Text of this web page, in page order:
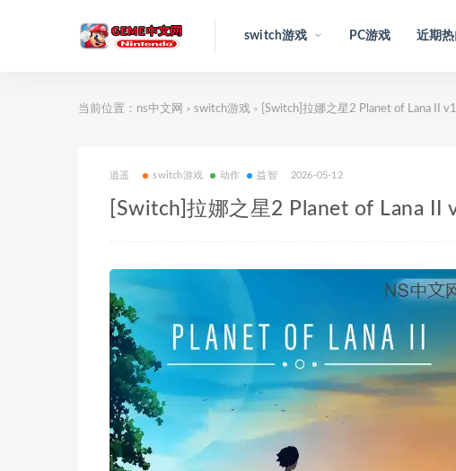
switch游戏 PC游戏 近期热
当前位置： ns中文网 > switch游戏 > [Switch]拉娜之星2 Planet of Lana II
逍遥 switch游戏 动作 益智 2026-05-12
[Switch]拉娜之星2 Planet of Lana II